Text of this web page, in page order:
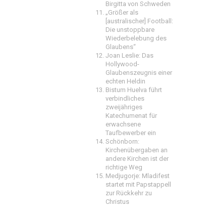
Birgitta von Schweden
„Größer als
[australischer] Football:
Die unstoppbare
Wiederbelebung des
Glaubens“
Joan Leslie: Das
Hollywood-
Glaubenszeugnis einer
echten Heldin
Bistum Huelva führt
verbindliches
zweijähriges
Katechumenat für
erwachsene
Taufbewerber ein
Schönborn:
Kirchenübergaben an
andere Kirchen ist der
richtige Weg
Medjugorje: Mladifest
startet mit Papstappell
zur Rückkehr zu
Christus